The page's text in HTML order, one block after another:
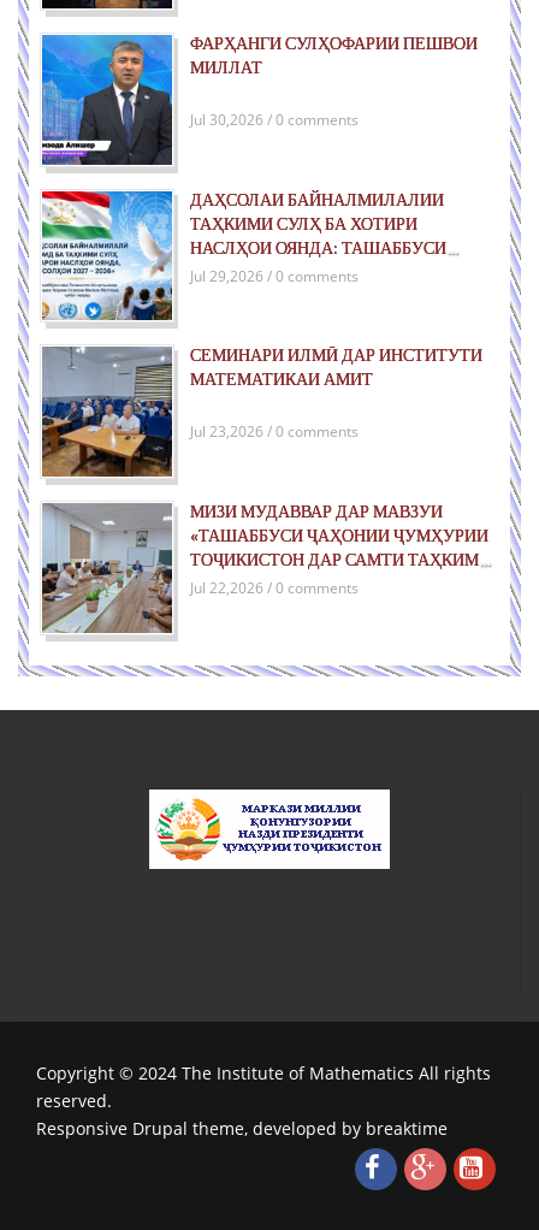
ФАРҲАНГИ СУЛҲОФАРИИ ПЕШВОИ
МИЛЛАТ
Jul 30,2026 / 0 comments
ДАҲСОЛАИ БАЙНАЛМИЛАЛИИ
ТАҲКИМИ СУЛҲ БА ХОТИРИ
НАСЛҲОИ ОЯНДА: ТАШАББУСИ
ҶАҲОНИИ ҶУМҲУРИИ ТОҶИКИСТОН
Jul 29,2026 / 0 comments
СЕМИНАРИ ИЛМӢ ДАР ИНСТИТУТИ
МАТЕМАТИКАИ АМИТ
Jul 23,2026 / 0 comments
МИЗИ МУДАВВАР ДАР МАВЗУИ
«ТАШАББУСИ ҶАҲОНИИ ҶУМҲУРИИ
ТОҶИКИСТОН ДАР САМТИ ТАҲКИМИ
СУЛҲ БАРОИ НАСЛҲОИ ОЯНДА»
Jul 22,2026 / 0 comments
Copyright © 2024 The Institute of Mathematics All rights
reserved.
Responsive Drupal theme, developed by breaktime